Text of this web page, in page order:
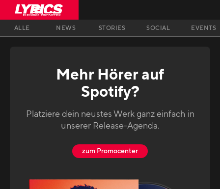
ALLE NEWS STORIES SOCIAL EVENTS
Mehr Hörer auf
Spotify?
Platziere dein neustes Werk ganz einfach in
unserer Release-Agenda.
zum Promocenter